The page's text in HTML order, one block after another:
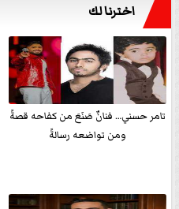
اخترنا لك
تامر حسني… فنانٌ صَنَعَ من كفاحه قصةً
ومن تواضعه رسالةً